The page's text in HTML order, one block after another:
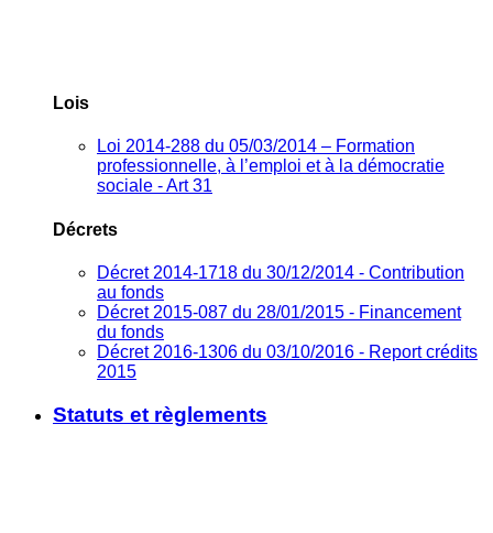
Lois
Loi 2014-288 du 05/03/2014 – Formation
professionnelle, à l’emploi et à la démocratie
sociale - Art 31
Décrets
Décret 2014-1718 du 30/12/2014 - Contribution
au fonds
Décret 2015-087 du 28/01/2015 - Financement
du fonds
Décret 2016-1306 du 03/10/2016 - Report crédits
2015
Statuts et règlements